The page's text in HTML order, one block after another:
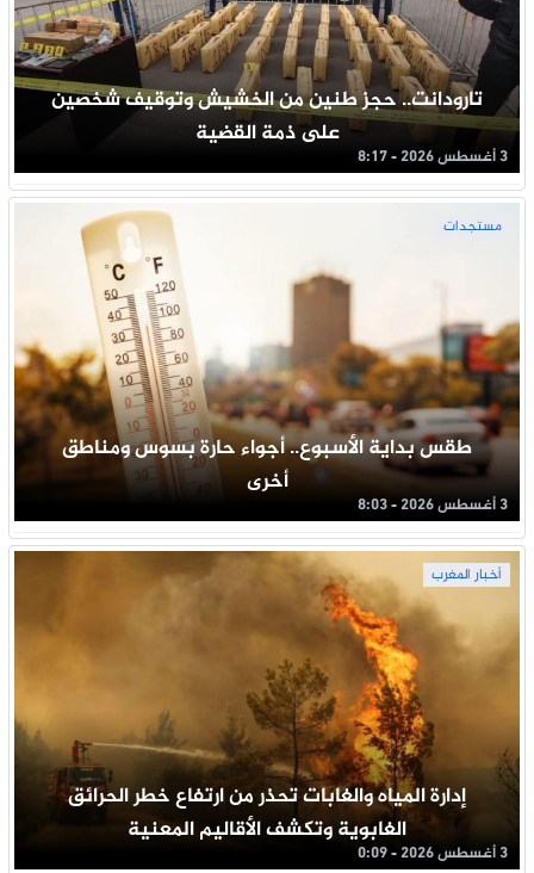
تارودانت.. حجز طنين من الخشيش وتوقيف شخصين
على ذمة القضية
3 أغسطس 2026 - 8:17
مستجدات
طقس بداية الأسبوع.. أجواء حارة بسوس ومناطق
أخرى
3 أغسطس 2026 - 8:03
أخبار المغرب
إدارة المياه والغابات تحذر من ارتفاع خطر الحرائق
الغابوية وتكشف الأقاليم المعنية
3 أغسطس 2026 - 0:09